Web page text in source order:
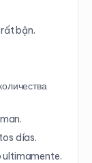
bận.
días.